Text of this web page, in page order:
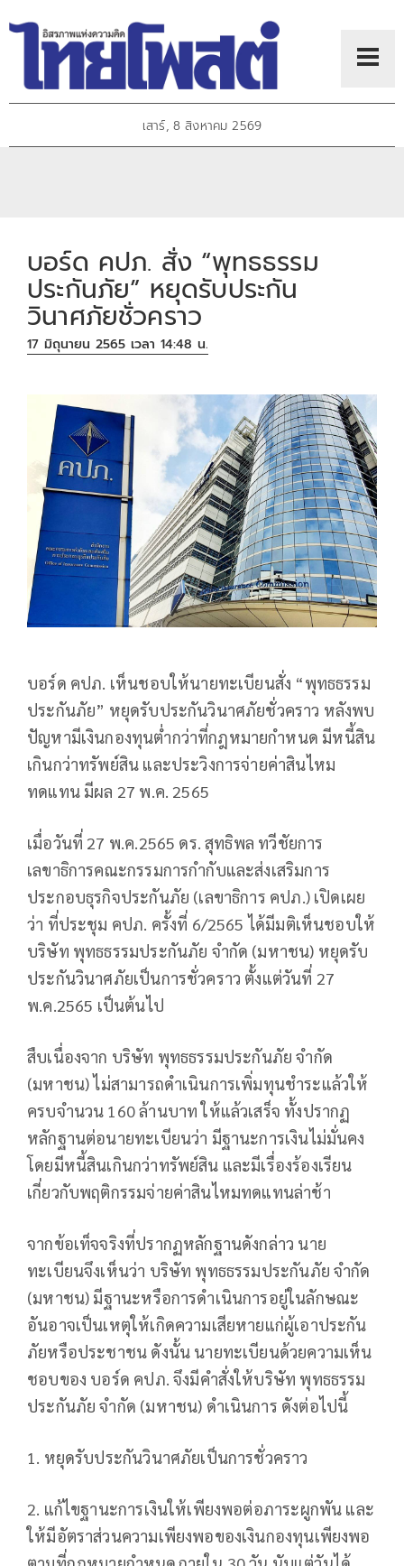
เสาร์, 8 สิงหาคม 2569
บอร์ด คปภ. สั่ง “พุทธธรรม
ประกันภัย” หยุดรับประกัน
วินาศภัยชั่วคราว
17 มิถุนายน 2565 เวลา 14:48 น.
บอร์ด คปภ. เห็นชอบให้นายทะเบียนสั่ง “พุทธธรรม
ประกันภัย” หยุดรับประกันวินาศภัยชั่วคราว หลังพบ
ปัญหามีเงินกองทุนต่ำกว่าที่กฎหมายกำหนด มีหนี้สิน
เกินกว่าทรัพย์สิน และประวิงการจ่ายค่าสินไหม
ทดแทน มีผล 27 พ.ค. 2565
เมื่อวันที่ 27 พ.ค.2565 ดร. สุทธิพล ทวีชัยการ
เลขาธิการคณะกรรมการกำกับและส่งเสริมการ
ประกอบธุรกิจประกันภัย (เลขาธิการ คปภ.) เปิดเผย
ว่า ที่ประชุม คปภ. ครั้งที่ 6/2565 ได้มีมติเห็นชอบให้
บริษัท พุทธธรรมประกันภัย จำกัด (มหาชน) หยุดรับ
ประกันวินาศภัยเป็นการชั่วคราว ตั้งแต่วันที่ 27
พ.ค.2565 เป็นต้นไป
สืบเนื่องจาก บริษัท พุทธธรรมประกันภัย จำกัด
(มหาชน) ไม่สามารถดำเนินการเพิ่มทุนชำระแล้วให้
ครบจำนวน 160 ล้านบาท ให้แล้วเสร็จ ทั้งปรากฏ
หลักฐานต่อนายทะเบียนว่า มีฐานะการเงินไม่มั่นคง
โดยมีหนี้สินเกินกว่าทรัพย์สิน และมีเรื่องร้องเรียน
เกี่ยวกับพฤติกรรมจ่ายค่าสินไหมทดแทนล่าช้า
จากข้อเท็จจริงที่ปรากฏหลักฐานดังกล่าว นาย
ทะเบียนจึงเห็นว่า บริษัท พุทธธรรมประกันภัย จำกัด
(มหาชน) มีฐานะหรือการดำเนินการอยู่ในลักษณะ
อันอาจเป็นเหตุให้เกิดความเสียหายแก่ผู้เอาประกัน
ภัยหรือประชาชน ดังนั้น นายทะเบียนด้วยความเห็น
ชอบของ บอร์ด คปภ. จึงมีคำสั่งให้บริษัท พุทธธรรม
ประกันภัย จำกัด (มหาชน) ดำเนินการ ดังต่อไปนี้
1. หยุดรับประกันวินาศภัยเป็นการชั่วคราว
2. แก้ไขฐานะการเงินให้เพียงพอต่อภาระผูกพัน และ
ให้มีอัตราส่วนความเพียงพอของเงินกองทุนเพียงพอ